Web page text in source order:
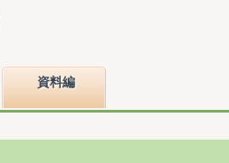
資料編